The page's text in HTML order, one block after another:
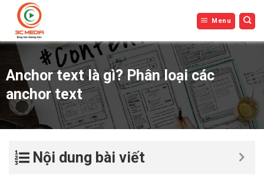
nội
dung
Menu
Anchor text là gì? Phân loại các
anchor text
Nội dung bài viết